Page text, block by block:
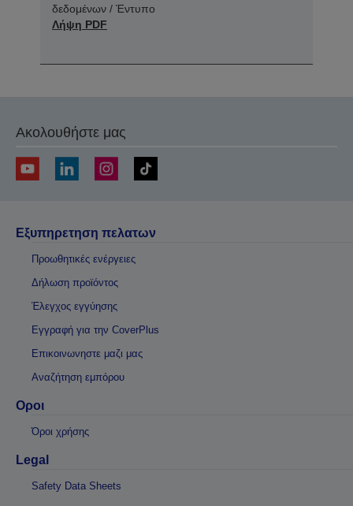
δεδομένων / Έντυπο
Λήψη PDF
Ακολουθήστε μας
Εξυπηρετηση πελατων
Προωθητικές ενέργειες
Δήλωση προϊόντος
Έλεγχος εγγύησης
Εγγραφή για την CoverPlus
Επικοινωνηστε μαζι μας
Αναζήτηση εμπόρου
Οροι
Όροι χρήσης
Legal
Safety Data Sheets